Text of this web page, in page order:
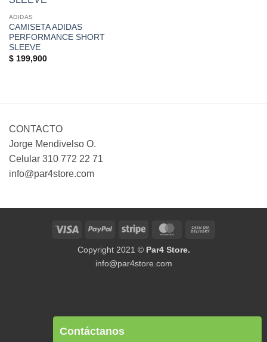
ADIDAS
CAMISETA ADIDAS
PERFORMANCE SHORT
SLEEVE
$199,900
CONTACTO
Jorge Mendivelso O.
Celular 310 772 22 71
info@par4store.com
Visa PayPal Stripe MasterCard
Copyright 2021 © Par4 Store.
info@par4store.com
Contáctanos